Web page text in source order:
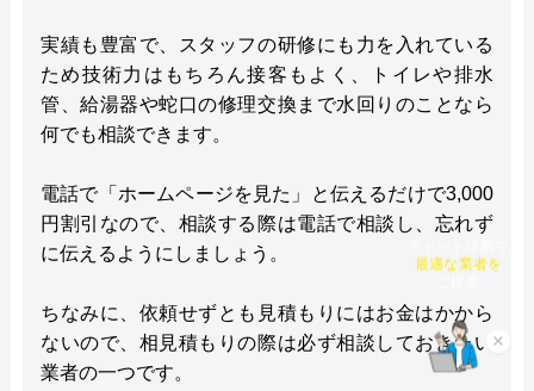
実績も豊富で、スタッフの研修にも力を入れている
ため技術力はもちろん接客もよく、トイレや排水
管、給湯器や蛇口の修理交換まで水回りのことなら
何でも相談できます。
電話で「ホームページを見た」と伝えるだけで3,000
円割引なので、相談する際は電話で相談し、忘れず
に伝えるようにしましょう。
ちなみに、依頼せずとも見積もりにはお金はかから
ないので、相見積もりの際は必ず相談しておきたい
業者の一つです。
×
チャット診断で
最適な業者を